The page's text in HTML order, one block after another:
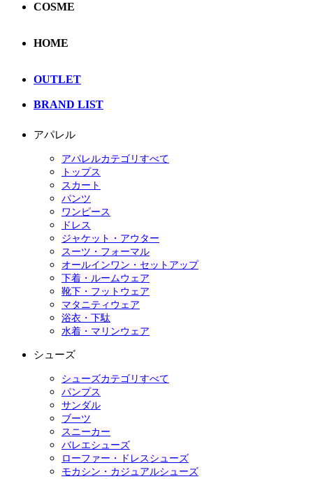
COSME
HOME
OUTLET
BRAND LIST
アパレル
アパレルカテゴリすべて
トップス
スカート
パンツ
ワンピース
ドレス
ジャケット・アウター
スーツ・フォーマル
オールインワン・セットアップ
下着・ルームウェア
靴下・フットウェア
マタニティウェア
浴衣・下駄
水着・マリンウェア
シューズ
シューズカテゴリすべて
パンプス
サンダル
ブーツ
スニーカー
バレエシューズ
ローファー・ドレスシューズ
モカシン・カジュアルシューズ